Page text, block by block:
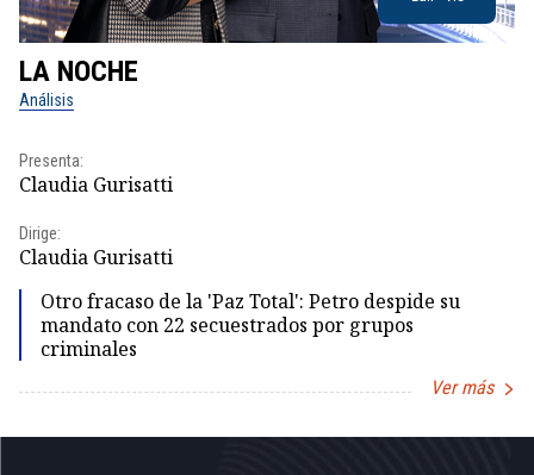
LA NOCHE
Análisis
Presenta:
Claudia Gurisatti
Dirige:
Claudia Gurisatti
Otro fracaso de la 'Paz Total': Petro despide su
mandato con 22 secuestrados por grupos
criminales
Ver más
1